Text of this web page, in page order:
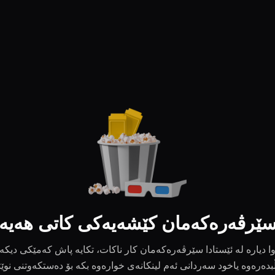
کێشەیەکی کاتی
وا دیارە لە ئێستادا سێرڤەرەکەمان کار ناکات، تکایە پاش کەمێکی دیکە
یاخود سەردانی ئەم لینکانەی خوارەوە بکە بۆ دەستکەوتنی